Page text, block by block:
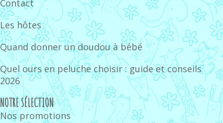
Contact
Les hôtes
Quand donner un doudou à bébé
Quel ours en peluche choisir : guide et conseils
2026
NOTRE SÉLECTION
Nos promotions